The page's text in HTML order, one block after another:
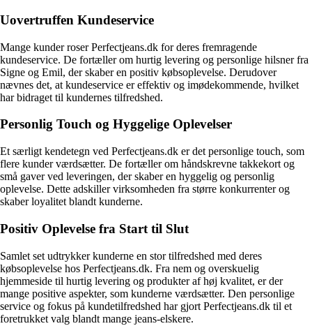
Uovertruffen Kundeservice
Mange kunder roser Perfectjeans.dk for deres fremragende
kundeservice. De fortæller om hurtig levering og personlige hilsner fra
Signe og Emil, der skaber en positiv købsoplevelse. Derudover
nævnes det, at kundeservice er effektiv og imødekommende, hvilket
har bidraget til kundernes tilfredshed.
Personlig Touch og Hyggelige Oplevelser
Et særligt kendetegn ved Perfectjeans.dk er det personlige touch, som
flere kunder værdsætter. De fortæller om håndskrevne takkekort og
små gaver ved leveringen, der skaber en hyggelig og personlig
oplevelse. Dette adskiller virksomheden fra større konkurrenter og
skaber loyalitet blandt kunderne.
Positiv Oplevelse fra Start til Slut
Samlet set udtrykker kunderne en stor tilfredshed med deres
købsoplevelse hos Perfectjeans.dk. Fra nem og overskuelig
hjemmeside til hurtig levering og produkter af høj kvalitet, er der
mange positive aspekter, som kunderne værdsætter. Den personlige
service og fokus på kundetilfredshed har gjort Perfectjeans.dk til et
foretrukket valg blandt mange jeans-elskere.